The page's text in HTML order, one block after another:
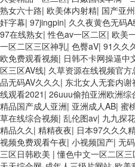
熟女六十路| 欧美体内射精| 国产亚
奸字幕| 97jingpin| 久久夜黄色无码
97在线熟女|性色av一区二区| 欧美
一区二区三区神乳| 色臀aV| 91久久
欧免费观看视频| 日韩不卡网操逼中
区三区AV线| 久草资源在线视频官
品无码AV久久久| 东北女人无套内谢
线观看2021 | 26uuu偷拍亚洲欧洲综
精品国产成人亚洲| 亚洲成人AB| 蜜
草在线综合视频| 乱伦图av| 九九探
精品久久| 精精夜夜| 日本97久久久
视频免费观看午夜| 小视频国产| 无
三区日韩欧美 |懂色中文一区二区三